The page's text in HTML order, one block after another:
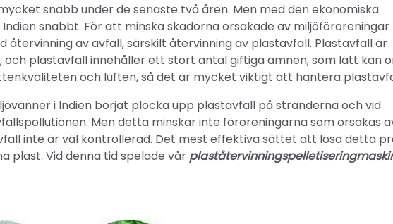
snabb under de senaste två åren. Men med den ekonomiska
snabbt. För att minska skadorna orsakade av
återvinning av avfall, särskilt återvinning av plastavfall. Plastavfall är
plastavfall innehåller ett stort antal giftiga ämnen, som lätt kan
och luften, så det är mycket viktigt att hantera
i Indien börjat plocka upp plastavfall på stränderna och vid
Men detta minskar inte föroreningarna som orsakas
inte är väl kontrollerad. Det mest effektiva sättet att lösa detta
plast. Vid denna tid spelade vår